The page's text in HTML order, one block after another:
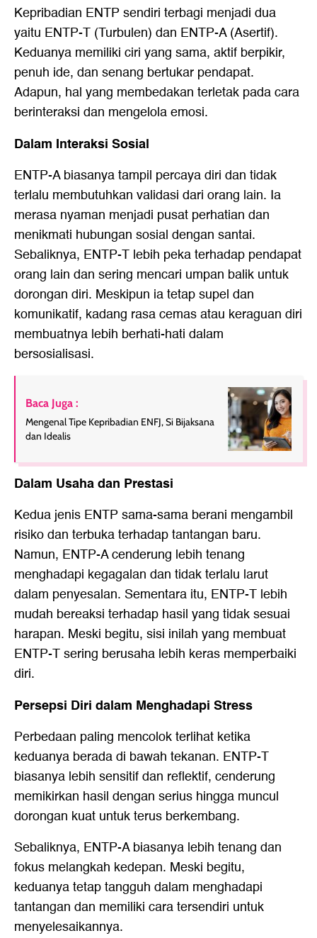
Kepribadian ENTP sendiri terbagi menjadi dua
yaitu ENTP-T (Turbulen) dan ENTP-A (Asertif).
Keduanya memiliki ciri yang sama, aktif berpikir,
penuh ide, dan senang bertukar pendapat.
Adapun, hal yang membedakan terletak pada cara
berinteraksi dan mengelola emosi.
Dalam Interaksi Sosial
ENTP-A biasanya tampil percaya diri dan tidak
terlalu membutuhkan validasi dari orang lain. Ia
merasa nyaman menjadi pusat perhatian dan
menikmati hubungan sosial dengan santai.
Sebaliknya, ENTP-T lebih peka terhadap pendapat
orang lain dan sering mencari umpan balik untuk
dorongan diri. Meskipun ia tetap supel dan
komunikatif, kadang rasa cemas atau keraguan diri
membuatnya lebih berhati-hati dalam
bersosialisasi.
Baca Juga :
Mengenal Tipe Kepribadian ENFJ, Si Bijaksana
dan Idealis
Dalam Usaha dan Prestasi
Kedua jenis ENTP sama-sama berani mengambil
risiko dan terbuka terhadap tantangan baru.
Namun, ENTP-A cenderung lebih tenang
menghadapi kegagalan dan tidak terlalu larut
dalam penyesalan. Sementara itu, ENTP-T lebih
mudah bereaksi terhadap hasil yang tidak sesuai
harapan. Meski begitu, sisi inilah yang membuat
ENTP-T sering berusaha lebih keras memperbaiki
diri.
Persepsi Diri dalam Menghadapi Stress
Perbedaan paling mencolok terlihat ketika
keduanya berada di bawah tekanan. ENTP-T
biasanya lebih sensitif dan reflektif, cenderung
memikirkan hasil dengan serius hingga muncul
dorongan kuat untuk terus berkembang.
Sebaliknya, ENTP-A biasanya lebih tenang dan
fokus melangkah kedepan. Meski begitu,
keduanya tetap tangguh dalam menghadapi
tantangan dan memiliki cara tersendiri untuk
menyelesaikannya.